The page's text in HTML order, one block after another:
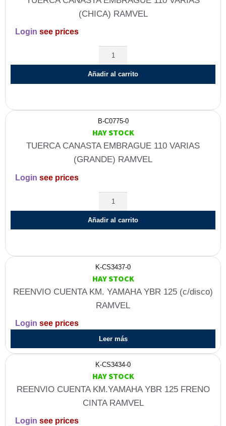
(CHICA) RAMVEL
Login see prices
Añadir al carrito
B-C0775-0
HAY STOCK
TUERCA CANASTA EMBRAGUE 110 VARIAS
(GRANDE) RAMVEL
Login see prices
Añadir al carrito
K-CS3437-0
HAY STOCK
REENVIO CUENTA KM. YAMAHA YBR 125 (c/disco)
RAMVEL
Login see prices
Leer más
K-CS3434-0
HAY STOCK
REENVIO CUENTA KM.YAMAHA YBR 125 FRENO
CINTA RAMVEL
Login see prices